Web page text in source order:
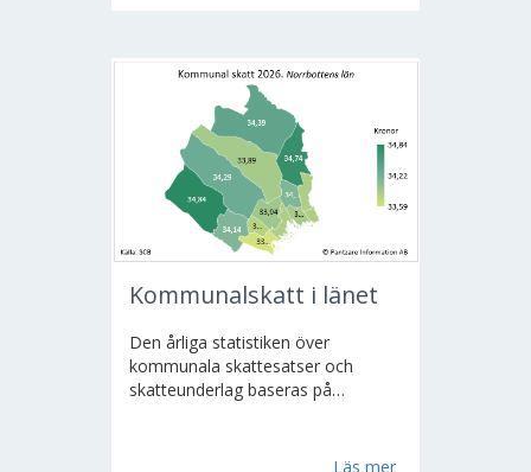
Kommunalskatt i länet
Den årliga statistiken över
kommunala skattesatser och
skatteunderlag baseras på
Läs mer